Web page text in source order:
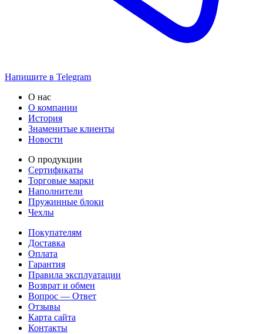
Напишите в Telegram
О нас
О компании
История
Знаменитые клиенты
Новости
О продукции
Сертификаты
Торговые марки
Наполнители
Пружинные блоки
Чехлы
Покупателям
Доставка
Оплата
Гарантия
Правила эксплуатации
Возврат и обмен
Вопрос — Ответ
Отзывы
Карта сайта
Контакты